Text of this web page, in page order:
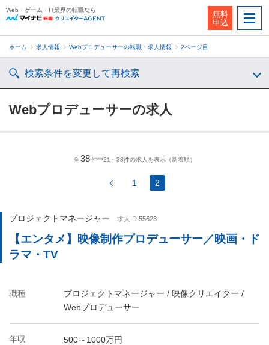
Web・ゲーム・IT業界の転職なら
無料
申込
ホーム 求人情報 Webプロデューサーの転職・求人情報 2ページ目
検索条件を変更して再検索
Webプロデューサーの求人
全38件中21～38件の求人を表示（新着順）
1 2
プロジェクトマネージャー 求人ID:55623
【エンタメ】映像制作プロデューサー／映画・ド
ラマ・TV
職種
プロジェクトマネージャー / 映像クリエイター /
Webプロデューサー
年収 500～1000万円